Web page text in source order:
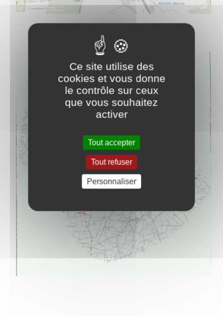
Ce site utilise des
cookies et vous donne
le contrôle sur ceux
que vous souhaitez
activer
Tout accepter
Tout refuser
Personnaliser